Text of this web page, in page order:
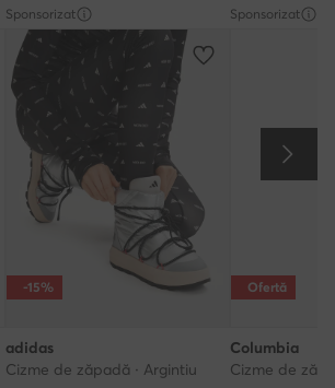
Sponsorizat
-15%
adidas
Cizme de zăpadă · Argintiu
Sponsorizat
Ofertă
Columbia
Cizme de